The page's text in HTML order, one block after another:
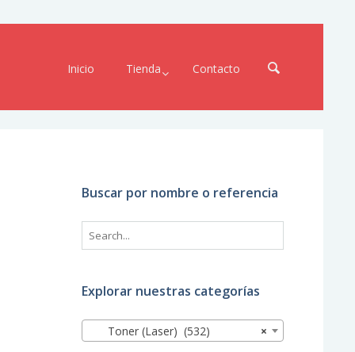
Inicio Tienda Contacto
Buscar por nombre o referencia
Explorar nuestras categorías
×
Toner (Laser) (532)